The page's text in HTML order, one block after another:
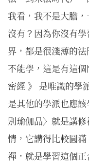
我看，我不是大膽
沒有？因為你沒有
界，都是很淺薄的
不能學，這是有這
密經 》 是唯識的學
是其他的學派也應
別瑜伽品〉就是講
情，它講得比較圓
禪，就是學習這個